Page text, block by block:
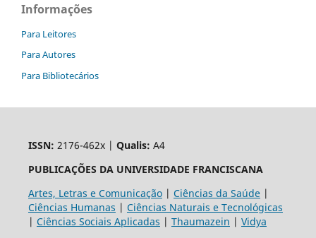
Informações
Para Leitores
Para Autores
Para Bibliotecários
ISSN: 2176-462x | Qualis: A4
PUBLICAÇÕES DA UNIVERSIDADE FRANCISCANA
Artes, Letras e Comunicação| Ciências da Saúde|
Ciências Humanas | Ciências Naturais e Tecnológicas
| Ciências Sociais Aplicadas | Thaumazein | Vidya